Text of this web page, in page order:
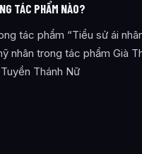
TÁC PHẨM NÀO?
tác phẩm “Tiểu sử ái
nhân trong tác phẩm Già
Thánh Nữ